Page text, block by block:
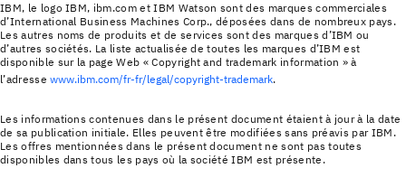
IBM, le logo IBM, ibm.com et IBM Watson sont des marques commerciales
d’International Business Machines Corp., déposées dans de nombreux pays.
Les autres noms de produits et de services sont des marques d’IBM ou
d’autres sociétés. La liste actualisée de toutes les marques d’IBM est
disponible sur la page Web « Copyright and trademark information » à
l’adressewww.ibm.com/fr-fr/legal/copyright-trademark.
Les informations contenues dans le présent document étaient à jour à la date
de sa publication initiale. Elles peuvent être modifiées sans préavis par IBM.
Les offres mentionnées dans le présent document ne sont pas toutes
disponibles dans tous les pays où la société IBM est présente.